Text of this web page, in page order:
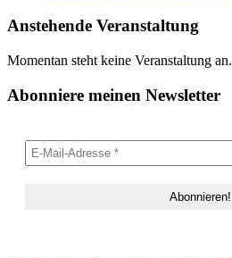
Anstehende Veranstaltung
Momentan steht keine Veranstaltung an.
Abonniere meinen Newsletter